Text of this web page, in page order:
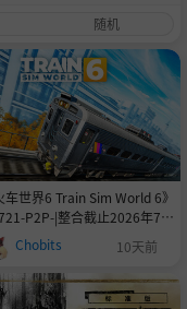
随机
车世界6 Train Sim World 6》
P2P-|整合截止2026年7月
售的全DLC|官中免安装-简中|
容量526GB
Chobits 10天前